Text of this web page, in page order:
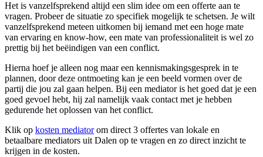
Het is vanzelfsprekend altijd een slim idee om een offerte aan te
vragen. Probeer de situatie zo specifiek mogelijk te schetsen. Je wilt
vanzelfsprekend meteen uitkomen bij iemand met een hoge mate
van ervaring en know-how, een mate van professionaliteit is wel zo
prettig bij het beëindigen van een conflict.
Hierna hoef je alleen nog maar een kennismakingsgesprek in te
plannen, door deze ontmoeting kan je een beeld vormen over de
partij die jou zal gaan helpen. Bij een mediator is het goed dat je een
goed gevoel hebt, hij zal namelijk vaak contact met je hebben
gedurende het oplossen van het conflict.
Klik op kosten mediatorom direct 3 offertes van lokale en
betaalbare mediators uit Dalen op te vragen en zo direct inzicht te
krijgen in de kosten.